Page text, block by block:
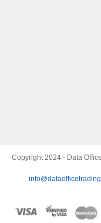
Copyright 2024 - Data